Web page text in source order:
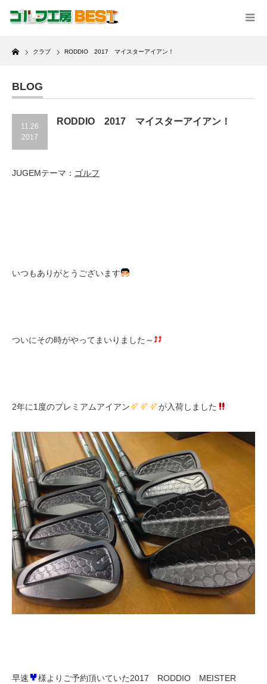
Home
クラブ RODDIO 2017 マイスターアイアン！
BLOG
11.26
2017
RODDIO 2017 マイスターアイアン！
JUGEMテーマ： ゴルフ
いつもありがとうございます
ついにその時がやってまいりました～
2年に1度のプレミアムアイアン が入荷しました
早速
様よりご予約頂いていた2017 RODDIO MEISTER